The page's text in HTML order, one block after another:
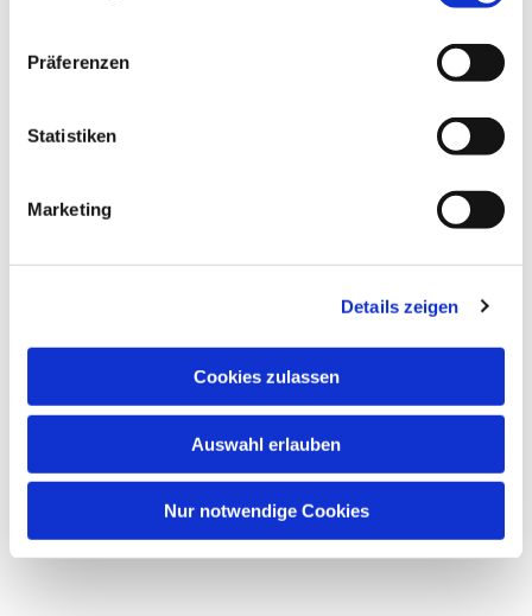
Präferenzen
Statistiken
Marketing
Details zeigen
Cookies zulassen
Auswahl erlauben
Nur notwendige Cookies
Dies könnte Sie auch